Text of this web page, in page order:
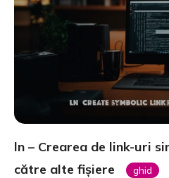
ln – Crearea de link-uri
către alte fișiere
ghid